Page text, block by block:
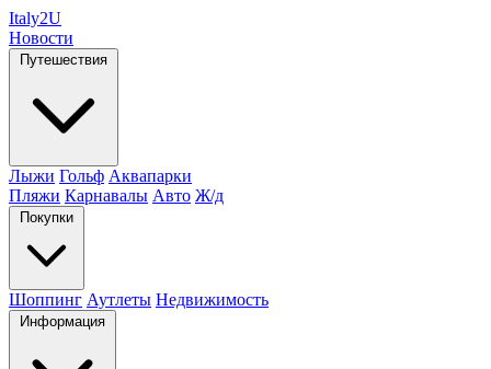
Italy2U
Новости
Путешествия
Лыжи Гольф Аквапарки
Пляжи Карнавалы Авто Ж/д
Покупки
Шоппинг Аутлеты Недвижимость
Информация